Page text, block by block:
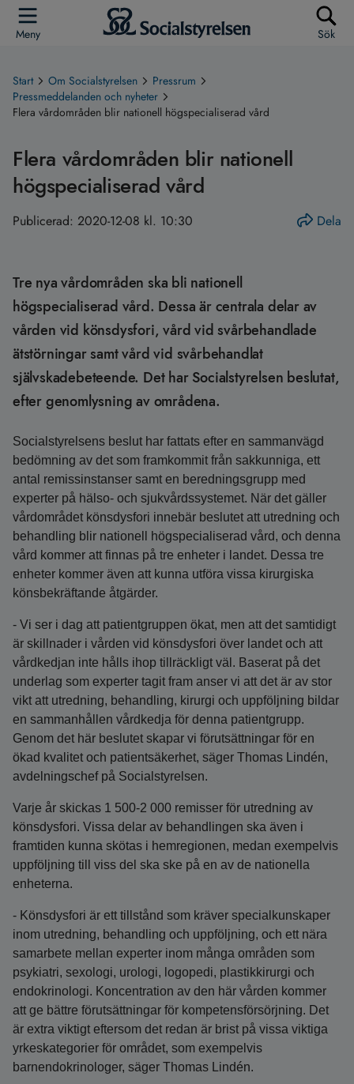
Meny Sök
Start Om Socialstyrelsen
Pressrum
Pressmeddelanden och nyheter
Flera vårdområden blir nationell högspecialiserad vård
Flera vårdområden blir nationell
högspecialiserad vård
Publicerad: 2020-12-08 kl. 10:30 Dela
Tre nya vårdområden ska bli nationell
högspecialiserad vård. Dessa är centrala delar av
vården vid könsdysfori, vård vid svårbehandlade
ätstörningar samt vård vid svårbehandlat
självskadebeteende. Det har Socialstyrelsen beslutat,
efter genomlysning av områdena.
Socialstyrelsens beslut har fattats efter en sammanvägd
bedömning av det som framkommit från sakkunniga, ett
antal remissinstanser samt en beredningsgrupp med
experter på hälso- och sjukvårdssystemet. När det gäller
vårdområdet könsdysfori innebär beslutet att utredning och
behandling blir nationell högspecialiserad vård, och denna
vård kommer att finnas på tre enheter i landet. Dessa tre
enheter kommer även att kunna utföra vissa kirurgiska
könsbekräftande åtgärder.
- Vi ser i dag att patientgruppen ökat, men att det samtidigt
är skillnader i vården vid könsdysfori över landet och att
vårdkedjan inte hålls ihop tillräckligt väl. Baserat på det
underlag som experter tagit fram anser vi att det är av stor
vikt att utredning, behandling, kirurgi och uppföljning bildar
en sammanhållen vårdkedja för denna patientgrupp.
Genom det här beslutet skapar vi förutsättningar för en
ökad kvalitet och patientsäkerhet, säger Thomas Lindén,
avdelningschef på Socialstyrelsen.
Varje år skickas 1 500-2 000 remisser för utredning av
könsdysfori. Vissa delar av behandlingen ska även i
framtiden kunna skötas i hemregionen, medan exempelvis
uppföljning till viss del ska ske på en av de nationella
enheterna.
- Könsdysfori är ett tillstånd som kräver specialkunskaper
inom utredning, behandling och uppföljning, och ett nära
samarbete mellan experter inom många områden som
psykiatri, sexologi, urologi, logopedi, plastikkirurgi och
endokrinologi. Koncentration av den här vården kommer
att ge bättre förutsättningar för kompetensförsörjning. Det
är extra viktigt eftersom det redan är brist på vissa viktiga
yrkeskategorier för området, som exempelvis
barnendokrinologer, säger Thomas Lindén.